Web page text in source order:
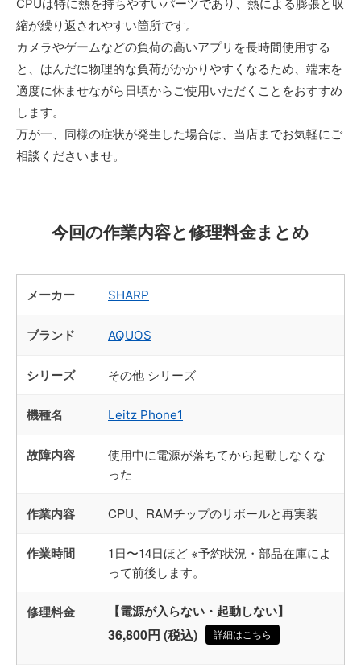
CPUは特に熱を持ちやすいパーツであり、熱による膨張と収
縮が繰り返されやすい箇所です。
カメラやゲームなどの負荷の高いアプリを長時間使用する
と、はんだに物理的な負荷がかかりやすくなるため、端末を
適度に休ませながら日頃からご使用いただくことをおすすめ
します。
万が一、同様の症状が発生した場合は、当店までお気軽にご
相談くださいませ。
今回の作業内容と修理料金まとめ
メーカー SHARP
ブランド AQUOS
シリーズ その他 シリーズ
機種名 Leitz Phone1
故障内容
使用中に電源が落ちてから起動しなくな
った
作業内容 CPU、RAMチップのリボールと再実装
作業時間
1日〜14日ほど ※予約状況・部品在庫によ
って前後します。
修理料金 【電源が入らない・起動しない】
36,800円 (税込) 詳細はこちら